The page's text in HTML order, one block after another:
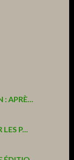
: APRÈ...
P...